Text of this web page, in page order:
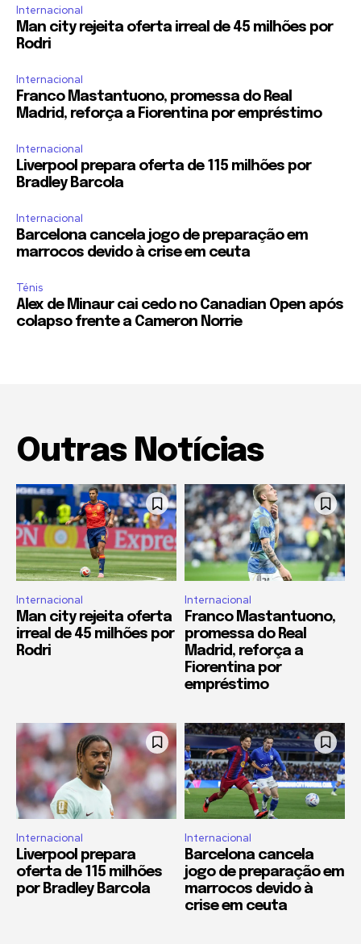
Internacional
Man city rejeita oferta irreal de 45 milhões por
Rodri
Internacional
Franco Mastantuono, promessa do Real
Madrid, reforça a Fiorentina por empréstimo
Internacional
Liverpool prepara oferta de 115 milhões por
Bradley Barcola
Internacional
Barcelona cancela jogo de preparação em
marrocos devido à crise em ceuta
Ténis
Alex de Minaur cai cedo no Canadian Open após
colapso frente a Cameron Norrie
Outras Notícias
Internacional
Man city rejeita oferta
irreal de 45 milhões por
Rodri
Internacional
Franco Mastantuono,
promessa do Real
Madrid, reforça a
Fiorentina por
empréstimo
Internacional
Liverpool prepara
oferta de 115 milhões
por Bradley Barcola
Internacional
Barcelona cancela
jogo de preparação em
marrocos devido à
crise em ceuta